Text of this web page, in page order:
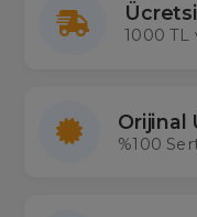
1000 TL
Orijinal
%100